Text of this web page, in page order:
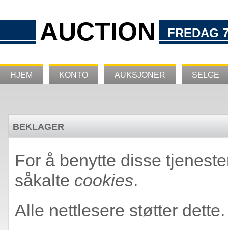
AUCTION FREDAG
HJEM KONTO AUKSJONER SELGE
BEKLAGER
For å benytte disse
såkalte cookies.
Alle nettlesere støtter dette.